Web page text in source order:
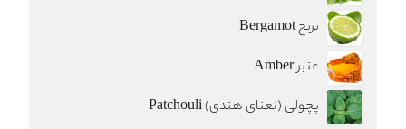
ترنج Bergamot
عنبر Amber
پچولی (نعنای هندی) Patchouli